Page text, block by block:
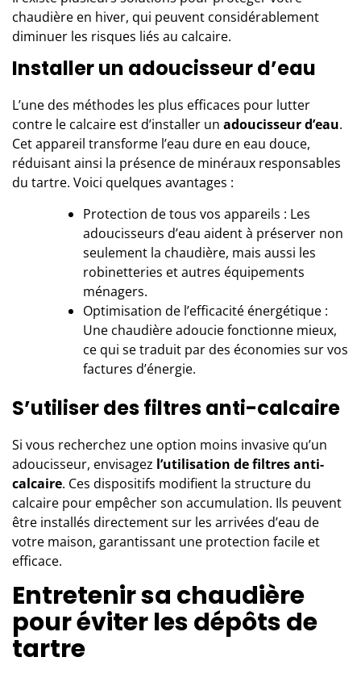
chaudière en hiver, qui peuvent considérablement
diminuer les risques liés au calcaire.
Installer un adoucisseur d’eau
L’une des méthodes les plus efficaces pour lutter
contre le calcaire est d’installer un adoucisseur d’eau.
Cet appareil transforme l’eau dure en eau douce,
réduisant ainsi la présence de minéraux responsables
du tartre. Voici quelques avantages :
Protection de tous vos appareils : Les
adoucisseurs d’eau aident à préserver non
seulement la chaudière, mais aussi les
robinetteries et autres équipements
ménagers.
Optimisation de l’efficacité énergétique :
Une chaudière adoucie fonctionne mieux,
ce qui se traduit par des économies sur vos
factures d’énergie.
S’utiliser des filtres anti-calcaire
Si vous recherchez une option moins invasive qu’un
adoucisseur, envisagez l’utilisation de filtres anti-
calcaire. Ces dispositifs modifient la structure du
calcaire pour empêcher son accumulation. Ils peuvent
être installés directement sur les arrivées d’eau de
votre maison, garantissant une protection facile et
efficace.
Entretenir sa chaudière
pour éviter les dépôts de
tartre